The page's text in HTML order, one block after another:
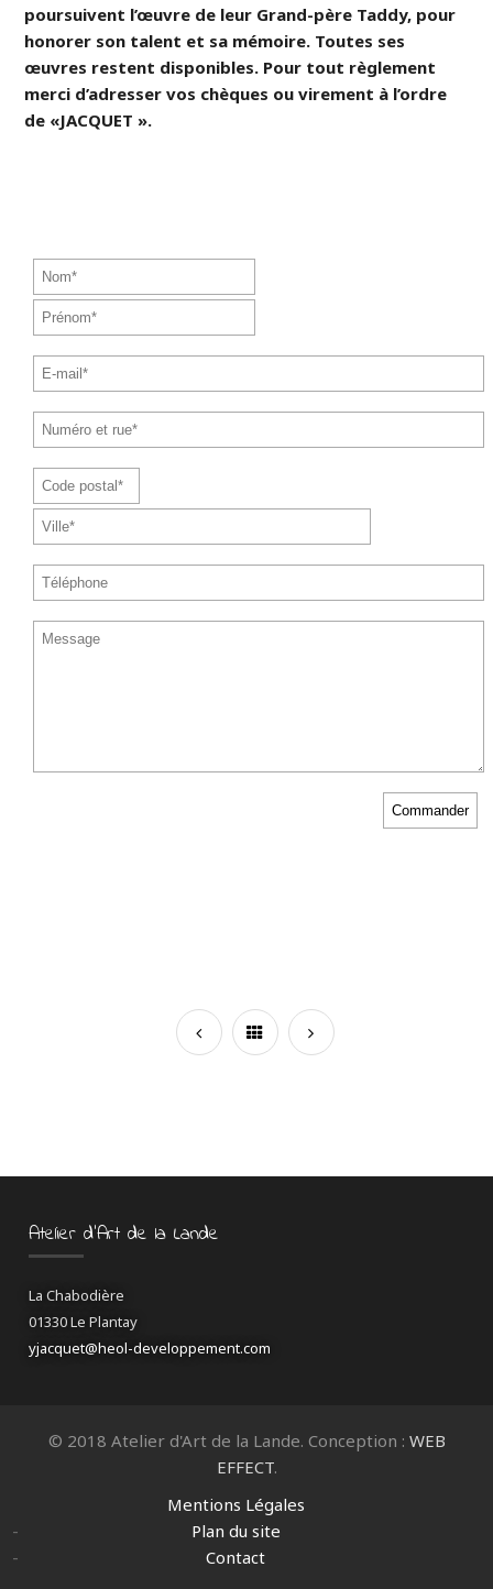
poursuivent l’œuvre de leur Grand-père Taddy, pour
honorer son talent et sa mémoire. Toutes ses
œuvres restent disponibles. Pour tout règlement
merci d’adresser vos chèques ou virement à l’ordre
de «JACQUET ».
Atelier d’Art de la Lande
La Chabodière
01330 Le Plantay
yjacquet@heol-developpement.com
© 2018 Atelier d'Art de la Lande. Conception : WEB
EFFECT.
Mentions Légales
Plan du site
Contact